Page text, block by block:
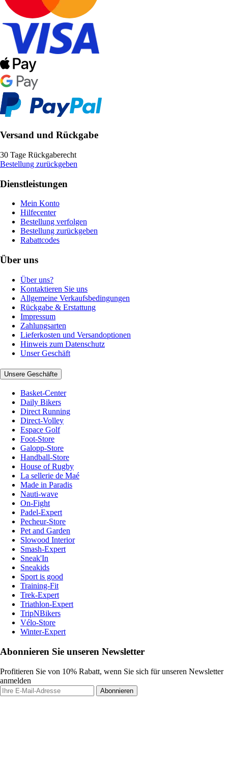
Versand und Rückgabe
30 Tage Rückgaberecht
Bestellung zurückgeben
Dienstleistungen
Mein Konto
Hilfecenter
Bestellung verfolgen
Bestellung zurückgeben
Rabattcodes
Über uns
Über uns?
Kontaktieren Sie uns
Allgemeine Verkaufsbedingungen
Rückgabe & Erstattung
Impressum
Zahlungsarten
Lieferkosten und Versandoptionen
Hinweis zum Datenschutz
Unser Geschäft
Unsere Geschäfte
Basket-Center
Daily Bikers
Direct Running
Direct-Volley
Espace Golf
Foot-Store
Galopp-Store
Handball-Store
House of Rugby
La sellerie de Maé
Made in Paradis
Nauti-wave
On-Fight
Padel-Expert
Pecheur-Store
Pet and Garden
Slowood Interior
Smash-Expert
Sneak'In
Sneakids
Sport is good
Training-Fit
Trek-Expert
Triathlon-Expert
TripNBikers
Vélo-Store
Winter-Expert
Abonnieren Sie unseren Newsletter
Profitieren Sie von 10% Rabatt, wenn Sie sich für unseren Newsletter
anmelden
Abonnieren